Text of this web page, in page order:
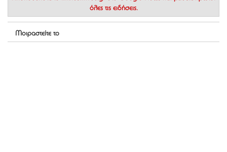
όλες τις ειδήσεις.
Μοιραστείτε το